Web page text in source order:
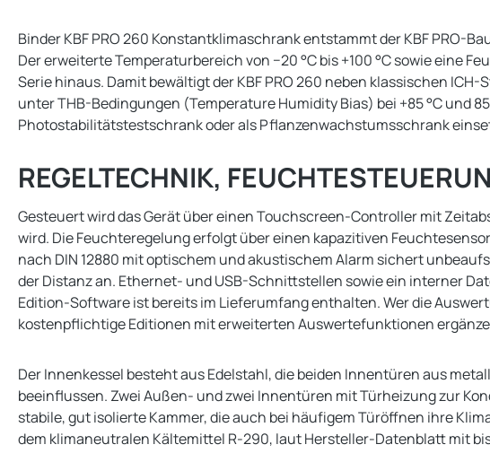
Binder KBF PRO 260 Konstantklimaschrank entstammt der KBF PRO-
Der erweiterte Temperaturbereich von −20 °C bis +100 °C sowie eine
Serie hinaus. Damit bewältigt der KBF PRO 260 neben klassischen
unter THB-Bedingungen (Temperature Humidity Bias) bei +85 °C und
Photostabilitätstestschrank oder als Pflanzenwachstumsschrank
REGELTECHNIK,
Gesteuert wird das Gerät über einen Touchscreen-Controller mit
wird. Die Feuchteregelung erfolgt über einen kapazitiven
nach DIN 12880 mit optischem und akustischem Alarm sichert
der Distanz an. Ethernet- und USB-Schnittstellen sowie ein interner
Edition-Software ist bereits im Lieferumfang enthalten. Wer die
kostenpflichtige Editionen mit erweiterten Auswertefunktionen
Der Innenkessel besteht aus Edelstahl, die beiden Innentüren aus
beeinflussen. Zwei Außen- und zwei Innentüren mit Türheizung zur
stabile, gut isolierte Kammer, die auch bei häufigem Türöffnen ihre
dem klimaneutralen Kältemittel R-290, laut Hersteller-Datenblatt mit